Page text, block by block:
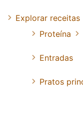
Explorar receitas
Proteína
Entradas
Pratos